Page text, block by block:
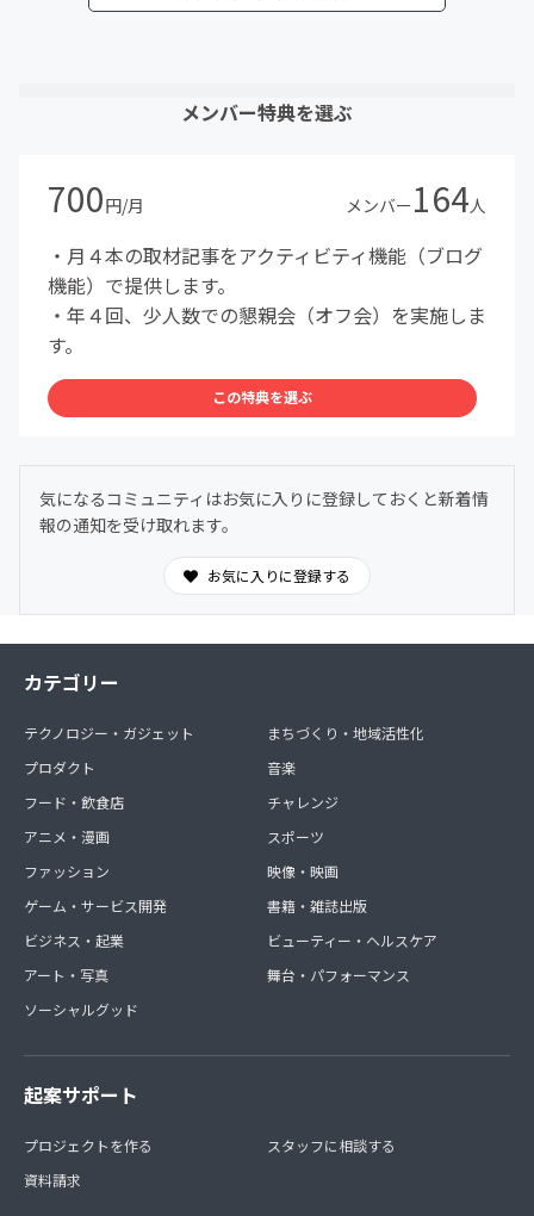
メンバー特典を選ぶ
700円/月 メンバー164人
・月４本の取材記事をアクティビティ機能（ブログ
機能）で提供します。
・年４回、少人数での懇親会（オフ会）を実施しま
す。
この特典を選ぶ
気になるコミュニティはお気に入りに登録しておくと新着情
報の通知を受け取れます。
お気に入りに登録する
カテゴリー
テクノロジー・ガジェット
プロダクト
フード・飲食店
アニメ・漫画
ファッション
ゲーム・サービス開発
ビジネス・起業
アート・写真
ソーシャルグッド
まちづくり・地域活性化
音楽
チャレンジ
スポーツ
映像・映画
書籍・雑誌出版
ビューティー・ヘルスケア
舞台・パフォーマンス
起案サポート
プロジェクトを作る
資料請求
スタッフに相談する